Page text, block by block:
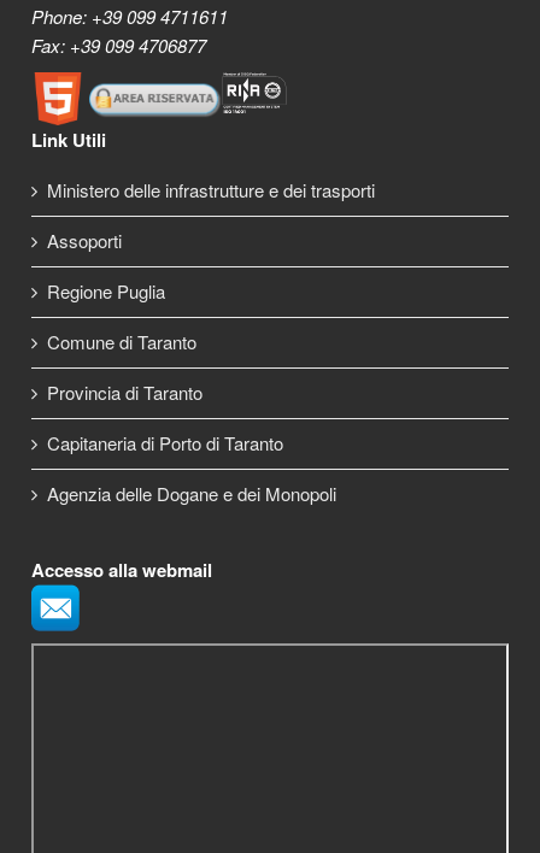
Phone: +39 099 4711611
Fax: +39 099 4706877
Link Utili
Ministero delle infrastrutture e dei trasporti
Assoporti
Regione Puglia
Comune di Taranto
Provincia di Taranto
Capitaneria di Porto di Taranto
Agenzia delle Dogane e dei Monopoli
Accesso alla webmail